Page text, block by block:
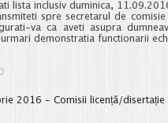
lista inclusiv duminica,
spre secretarul de
va ca aveti asupra
demonstratia functionarii
2016 - Comisii licență/disertație